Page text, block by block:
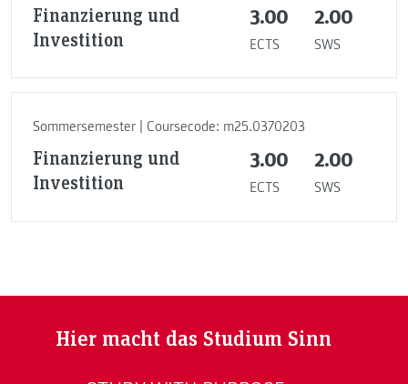
Finanzierung und
Investition
3.00
ECTS
2.00
SWS
Sommersemester | Coursecode: m25.0370203
Finanzierung und
Investition
3.00
ECTS
2.00
SWS
Hier macht das Studium Sinn